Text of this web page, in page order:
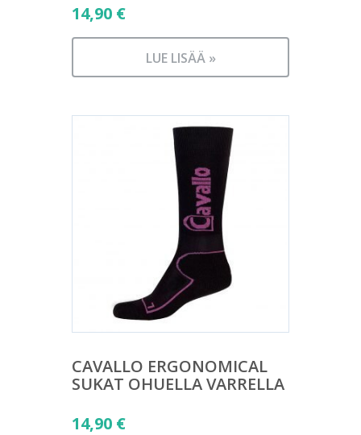
14,90 €
LUE LISÄÄ »
CAVALLO ERGONOMICAL
SUKAT OHUELLA VARRELLA
14,90 €